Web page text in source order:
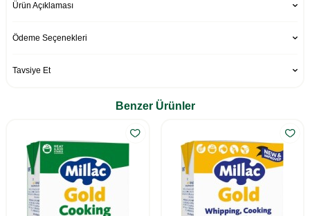
Ürün Açıklaması
Ödeme Seçenekleri
Tavsiye Et
Benzer Ürünler